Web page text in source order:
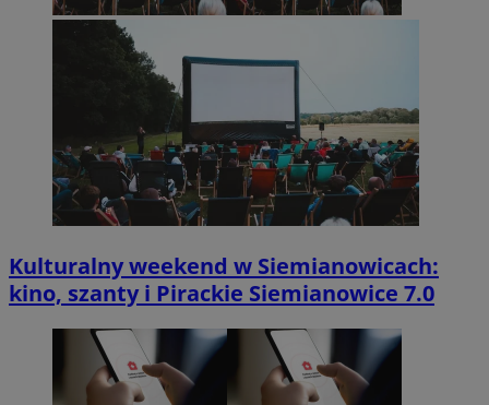
Kulturalny weekend w Siemianowicach:
kino, szanty i Pirackie Siemianowice 7.0